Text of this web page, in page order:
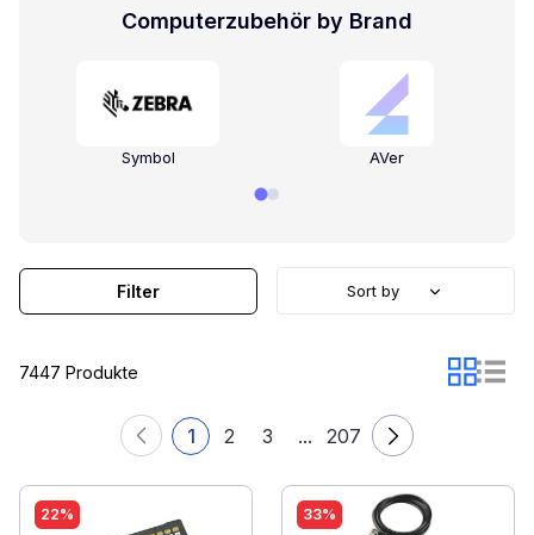
Computerzubehör by Brand
Symbol AVer
7447 Produkte
1 2 3 ... 207
Filter Sort by
22% 33%